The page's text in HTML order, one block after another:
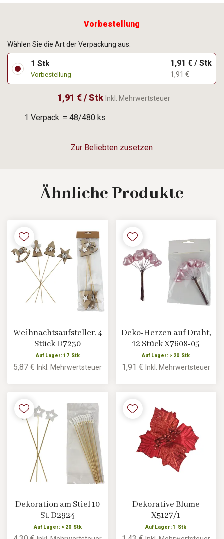
Vorbestellung
1 Verpack. = 48/480 ks
Zur Beliebten zusetzen
Wählen Sie die Art der Verpackung aus:
1 Stk
Vorbestellung
1,91 € / Stk
1,91 €
1,91 € / Stk Inkl. Mehrwertsteuer
Ähnliche Produkte
Weihnachtsaufsteller, 4
Stück D7230
Auf Lager: 17 Stk
5,87 €Inkl. Mehrwertsteuer
Deko-Herzen auf Draht,
12 Stück X7608-05
Auf Lager: > 20 Stk
1,91 € Inkl. Mehrwertsteuer
Dekoration am Stiel 10
St. D2924
Auf Lager: > 20 Stk
Dekorative Blume
X5127/1
Auf Lager: 1 Stk